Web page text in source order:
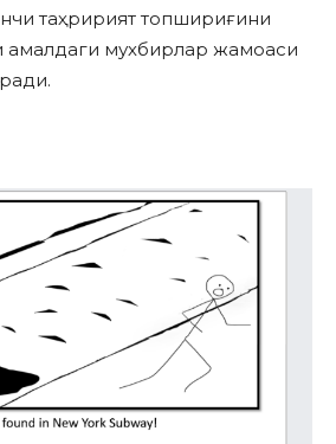
таҳририят топшириғини
мухбирлар жамоаси